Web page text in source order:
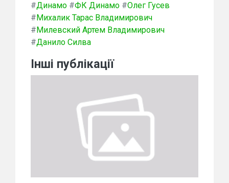
#Динамо #ФК Динамо #Олег Гусев
#Михалик Тарас Владимирович
#Милевский Артем Владимирович
#Данило Силва
Інші публікації